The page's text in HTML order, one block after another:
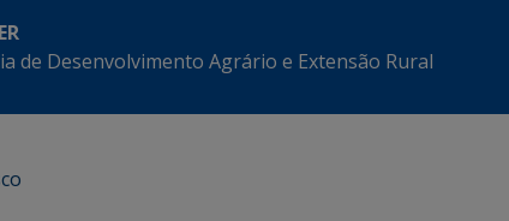
de Desenvolvimento Agrário e Extensão Rural